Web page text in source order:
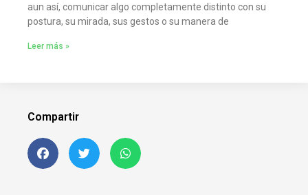
aun así, comunicar algo completamente distinto con su
postura, su mirada, sus gestos o su manera de
Leer más »
Compartir